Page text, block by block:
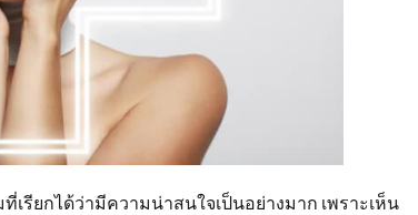
เรียกได้ว่ามีความน่าสนใจเป็นอย่างมาก เพราะเห็น